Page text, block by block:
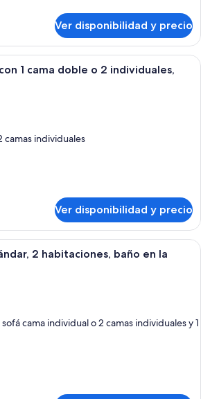
Ver disponibilidad y precio
Una habitación de hotel con una
1 cama doble o 2 individuales,
camas individuales
Ver disponibilidad y precio
Una habitación de hotel con una
2 habitaciones, baño en la
sofá cama individual o 2 camas individuales y 1